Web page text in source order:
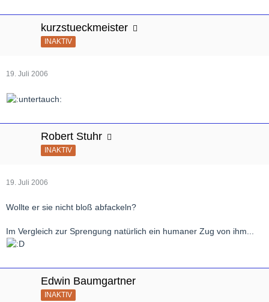
kurzstueckmeister
INAKTIV
19. Juli 2006
Robert Stuhr
INAKTIV
19. Juli 2006
Wollte er sie nicht bloß abfackeln?
Im Vergleich zur Sprengung natürlich ein humaner Zug von ihm...
Edwin Baumgartner
INAKTIV